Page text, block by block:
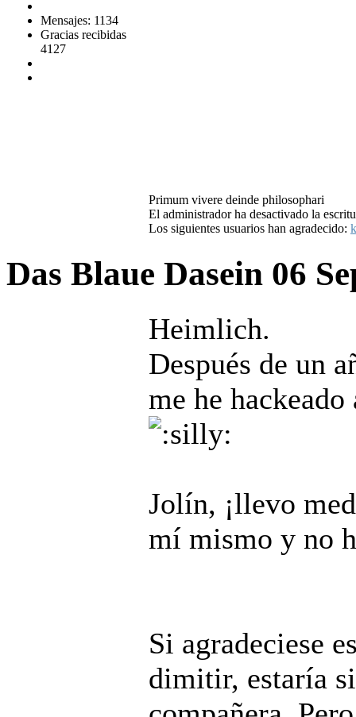
Mensajes: 1134
Gracias recibidas
4127
Primum vivere deinde philosophari
El administrador ha desactivado la
Los siguientes usuarios han agradecido:
Das Blaue Dasein 06
Heimlich.
Después de un
me he
Jolín, ¡llevo
mí mismo y no
Si agradeciese
dimitir, estaría